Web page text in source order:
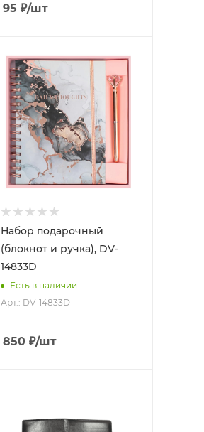
95 ₽/шт
Набор подарочный
(блокнот и ручка), DV-
14833D
Есть в наличии
Арт.: DV-14833D
850₽/шт